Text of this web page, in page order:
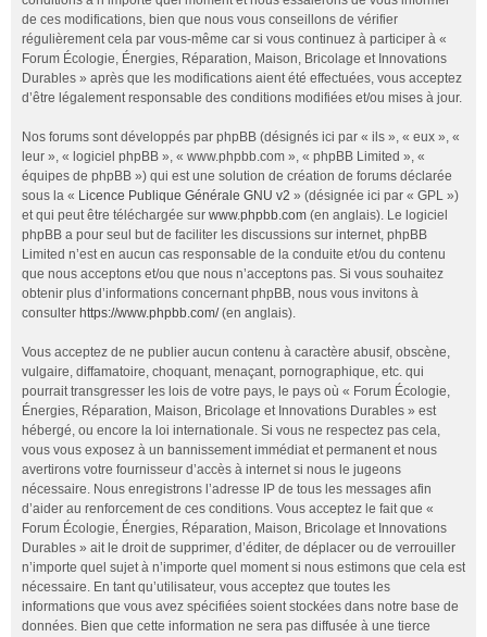
de ces modifications, bien que nous vous conseillons de vérifier
régulièrement cela par vous-même car si vous continuez à participer à «
Forum Écologie, Énergies, Réparation, Maison, Bricolage et Innovations
Durables » après que les modifications aient été effectuées, vous acceptez
d’être légalement responsable des conditions modifiées et/ou mises à jour.
Nos forums sont développés par phpBB (désignés ici par « ils », « eux », «
leur », « logiciel phpBB », « www.phpbb.com », « phpBB Limited », «
équipes de phpBB ») qui est une solution de création de forums déclarée
sous la « Licence Publique Générale GNU v2 » (désignée ici par « GPL »)
et qui peut être téléchargée sur www.phpbb.com (en anglais). Le logiciel
phpBB a pour seul but de faciliter les discussions sur internet, phpBB
Limited n’est en aucun cas responsable de la conduite et/ou du contenu
que nous acceptons et/ou que nous n’acceptons pas. Si vous souhaitez
obtenir plus d’informations concernant phpBB, nous vous invitons à
consulter https://www.phpbb.com/(en anglais).
Vous acceptez de ne publier aucun contenu à caractère abusif, obscène,
vulgaire, diffamatoire, choquant, menaçant, pornographique, etc. qui
pourrait transgresser les lois de votre pays, le pays où « Forum Écologie,
Énergies, Réparation, Maison, Bricolage et Innovations Durables » est
hébergé, ou encore la loi internationale. Si vous ne respectez pas cela,
vous vous exposez à un bannissement immédiat et permanent et nous
avertirons votre fournisseur d’accès à internet si nous le jugeons
nécessaire. Nous enregistrons l’adresse IP de tous les messages afin
d’aider au renforcement de ces conditions. Vous acceptez le fait que «
Forum Écologie, Énergies, Réparation, Maison, Bricolage et Innovations
Durables » ait le droit de supprimer, d’éditer, de déplacer ou de verrouiller
n’importe quel sujet à n’importe quel moment si nous estimons que cela est
nécessaire. En tant qu’utilisateur, vous acceptez que toutes les
informations que vous avez spécifiées soient stockées dans notre base de
données. Bien que cette information ne sera pas diffusée à une tierce